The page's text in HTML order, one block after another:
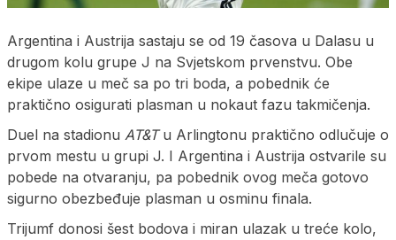
Argentina i Austrija sastaju se od 19 časova u Dalasu u
drugom kolu grupe J na Svjetskom prvenstvu. Obe
ekipe ulaze u meč sa po tri boda, a pobednik će
praktično osigurati plasman u nokaut fazu takmičenja.
Duel na stadionu AT&Tu Arlingtonu praktično odlučuje o
prvom mestu u grupi J. I Argentina i Austrija ostvarile su
pobede na otvaranju, pa pobednik ovog meča gotovo
sigurno obezbeđuje plasman u osminu finala.
Trijumf donosi šest bodova i miran ulazak u treće kolo,